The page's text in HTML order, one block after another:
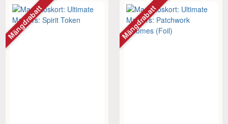
Mängdrabatt Mängdrabatt